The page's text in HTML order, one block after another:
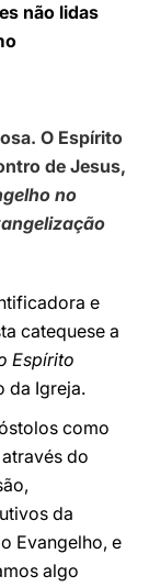
não lidas
O Espírito
de Jesus,
no
e
catequese a
Espírito
da Igreja.
como
do
da
Evangelho, e
algo